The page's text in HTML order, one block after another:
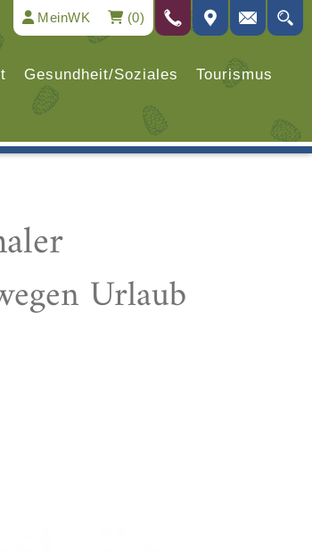
MeinWK (0)
Gesundheit/Soziales Tourismus
Urlaub